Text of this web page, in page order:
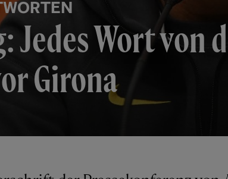
Jedes Wort von
Girona